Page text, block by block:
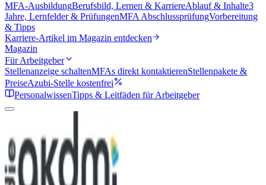
MFA-AusbildungBerufsbild, Lernen & KarriereAblauf & Inhalte3
Jahre, Lernfelder & PrüfungenMFA AbschlussprüfungVorbereitung
& Tipps
Karriere-Artikel im Magazin entdecken
Magazin
Für Arbeitgeber
Stellenanzeige schaltenMFAs direkt kontaktierenStellenpakete &
PreiseAzubi-Stelle kostenfrei
PersonalwissenTipps & Leitfäden für Arbeitgeber